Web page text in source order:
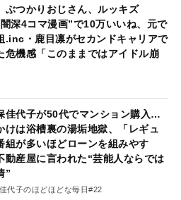
ぶつかりおじさん、ルッキズ
深4コマ漫画”で10万いいね、元で
.inc・鹿目凛がセカンドキャリアで
危機感「このままではアイドル崩
佳代子が50代でマンション購入…
けは浴槽裏の湯垢地獄、「レギュ
組が多いほどローンを組みやす
動産屋に言われた“芸能人ならでは
”
代子のほどほどな毎日#22